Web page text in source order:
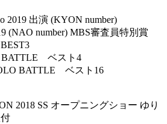
2019 出演 (KYON number)
(NAO number) MBS審査員特別賞
BATTLE ベスト4
BATTLE ベスト16
2018 SS オープニングショー ゆり